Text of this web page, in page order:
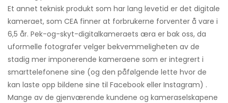
Et annet teknisk produkt som har lang levetid er det digitale
kameraet, som CEA finner at forbrukerne forventer å vare i
6,5 år. Pek-og-skyt-digitalkameraets æra er bak oss, da
uformelle fotografer velger bekvemmeligheten av de
stadig mer imponerende kameraene som er integrert i
smarttelefonene sine (og den påfølgende lette hvor de
kan laste opp bildene sine til Facebook eller Instagram) .
Mange av de gjenværende kundene og kameraselskapene